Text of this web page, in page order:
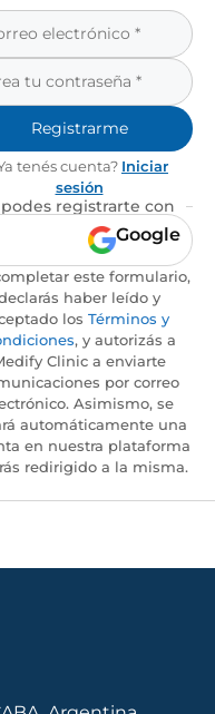
Registrarme
tenés cuenta? Iniciar
sesión
registrarte con
Google
este formulario,
haber leído y
los Términos y
, y autorizás a
Clinic a enviarte
por correo
Asimismo, se
automáticamente una
en nuestra plataforma
redirigido a la misma.